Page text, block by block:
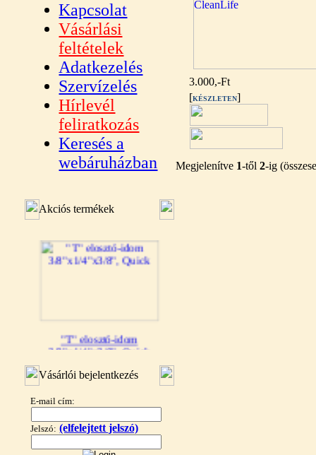
Kapcsolat
Vásárlási
feltételek
Adatkezelés
Szervízelés
Hírlevél
feliratkozás
Keresés a
webáruházban
Akciós termékek
"T" elosztó-idom
3/8"x1/4"x3/8", Quick
360,-Ft
Vásárlói bejelentkezés
E-mail cím:
Jelszó: (elfelejtett jelszó)
3.000,-Ft
[KÉSZLETEN]
Megjelenítve 1-től2-ig